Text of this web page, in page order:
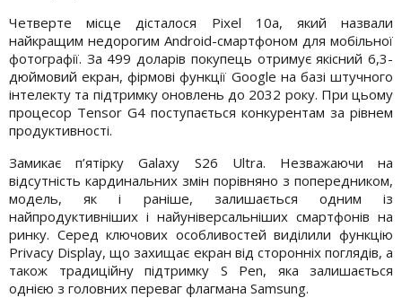
Четверте місце дісталося Pixel 10a, який назвали
найкращим недорогим Android-смартфоном для мобільної
фотографії. За 499 доларів покупець отримує якісний 6,3-
дюймовий екран, фірмові функції Google на базі штучного
інтелекту та підтримку оновлень до 2032 року. При цьому
процесор Tensor G4 поступається конкурентам за рівнем
продуктивності.
Замикає п’ятірку Galaxy S26 Ultra. Незважаючи на
відсутність кардинальних змін порівняно з попередником,
модель, як і раніше, залишається одним із
найпродуктивніших і найуніверсальніших смартфонів на
ринку. Серед ключових особливостей виділили функцію
Privacy Display, що захищає екран від сторонніх поглядів, а
також традиційну підтримку S Pen, яка залишається
однією з головних переваг флагмана Samsung.